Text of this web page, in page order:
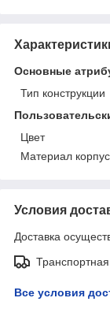
Основные
Тип конструкции
Цвет
Материал
Условия
Доставка
Все условия